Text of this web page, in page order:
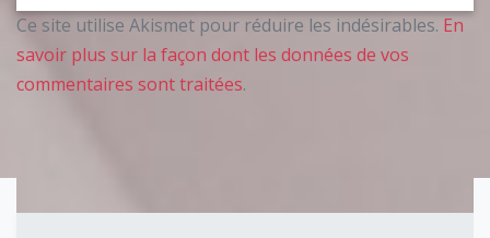
Ce site utilise Akismet pour réduire les indésirables. En
savoir plus sur la façon dont les données de vos
commentaires sont traitées.